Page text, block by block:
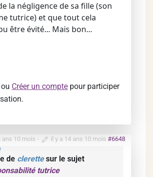
la négligence de sa fille (son
tutrice) et que tout cela
être évité... Mais bon...
ou Créer un compte pour participer
ans 10 mois - il y a 14 ans 10 mois #6648
de clerettesur le sujet
tutrice